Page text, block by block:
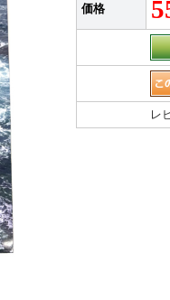
価格
レ